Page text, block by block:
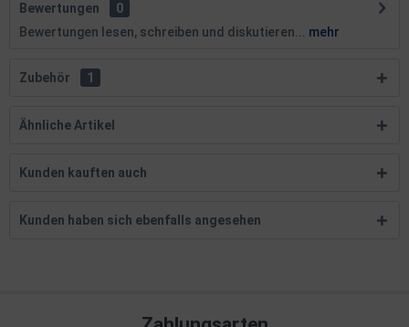
Bewertungen
0
Bewertungen lesen, schreiben und diskutieren...
mehr
Zubehör 1
Ähnliche Artikel
Kunden kauften auch
Kunden haben sich ebenfalls angesehen